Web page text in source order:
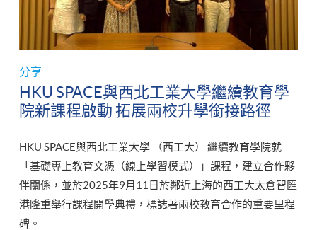
分享
HKU SPACE與西北工業大學繼續教育學
院新課程啟動 拓展兩校升學銜接路徑
HKU SPACE與西北工業大學 （西工大） 繼續教育學院就
「基礎專上教育文憑（線上學習模式）」課程，建立合作夥
伴關係，並於2025年9月11日於鄰近上海的西工大太倉智匯
港隆重舉行課程開學典禮，標誌著兩校教育合作的重要里程
碑。